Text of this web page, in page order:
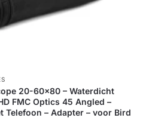
20-60×80 – Waterdicht
FMC Optics 45 Angled –
Telefoon – Adapter – voor Bird